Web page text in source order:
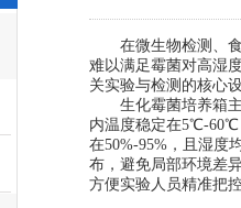
在微生物检测、食
难以满足霉菌对高湿
关实验与检测的核心
生化霉菌培养箱主
内温度稳定在5℃-60℃
在50%-95%，且湿度
布，避免局部环境差
方便实验人员精准把